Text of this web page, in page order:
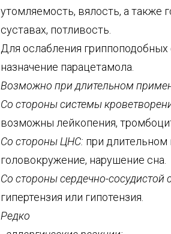
утомляемость, вялость, а также
суставах, потливость.
Для ослабления
назначение парацетамола.
Возможно при длительном
Со стороны системы
возможны лейкопения,
Со стороны ЦНС: при
головокружение, нарушение сна.
Со стороны сердечно-сосудистой
гипертензия или гипотензия.
Редко